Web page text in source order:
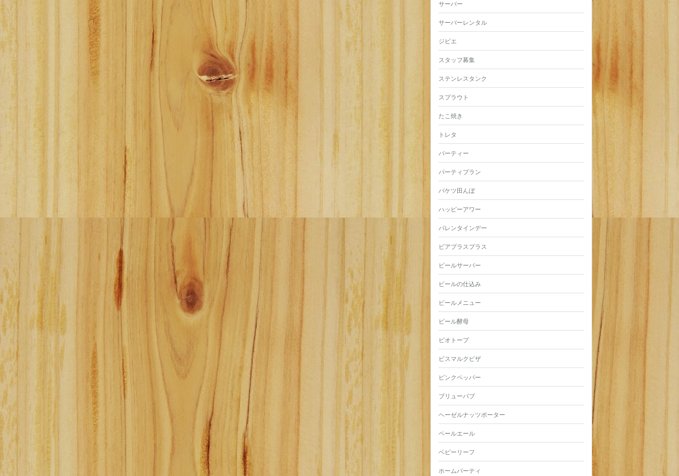
サーバー
サーバーレンタル
ジビエ
スタッフ募集
ステンレスタンク
スプラウト
たこ焼き
トレタ
パーティー
パーティプラン
バケツ田んぼ
ハッピーアワー
バレンタインデー
ビアプラスプラス
ビールサーバー
ビールの仕込み
ビールメニュー
ビール酵母
ビオトープ
ビスマルクピザ
ピンクペッパー
ブリューパブ
ヘーゼルナッツポーター
ペールエール
ベビーリーフ
ホームパーティ